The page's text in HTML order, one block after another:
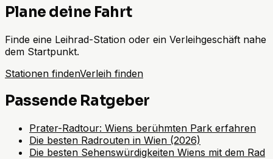
Plane deine Fahrt
Finde eine Leihrad-Station oder ein Verleihgeschäft nahe
dem Startpunkt.
Stationen findenVerleih finden
Passende Ratgeber
Prater-Radtour: Wiens berühmten Park erfahren
Die besten Radrouten in Wien (2026)
Die besten Sehenswürdigkeiten Wiens mit dem Rad